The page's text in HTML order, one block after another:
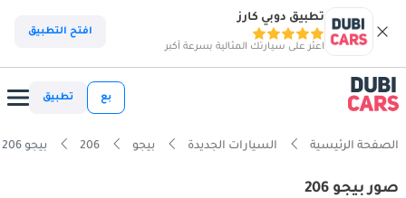
تطبيق دوبي كارز
اعثر على سيارتك المثالية بسرعة أكبر
افتح التطبيق
بع تطبيق
الصفحة الرئيسية السيارات الجديدة بيجو 206 بيجو 206 interior, exterior pictures
صور بيجو 206